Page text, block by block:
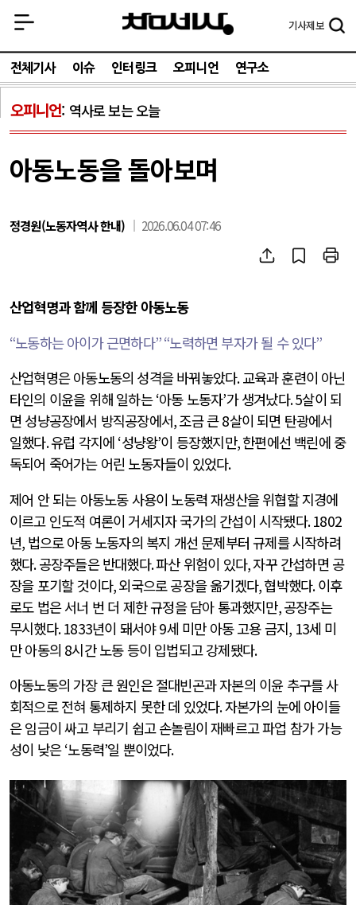
기사제보
전체기사 이슈 인터링크 오피니언 연구소
오피니언 역사로 보는 오늘
아동노동을 돌아보며
정경원(노동자역사 한내) 2026.06.04 07:46
산업혁명과 함께 등장한 아동노동
“노동하는 아이가 근면하다” “노력하면 부자가 될 수 있다”
산업혁명은 아동노동의 성격을 바꿔놓았다.교육과 훈련이 아닌
타인의 이윤을 위해 일하는‘아동 노동자’가 생겨났다. 5살이 되
면 성냥공장에서 방직공장에서,조금 큰8살이 되면 탄광에서
일했다.유럽 각지에 ‘성냥왕’이 등장했지만,한편에선 백린에 중
독되어 죽어가는 어린 노동자들이 있었다.
제어 안 되는 아동노동 사용이 노동력 재생산을 위협할 지경에
이르고 인도적 여론이 거세지자 국가의 간섭이 시작됐다. 1802
년, 법으로 아동 노동자의 복지 개선 문제부터 규제를 시작하려
했다.공장주들은 반대했다.파산 위험이 있다,자꾸 간섭하면 공
장을 포기할 것이다,외국으로 공장을 옮기겠다,협박했다.이후
로도 법은 서너 번 더 제한 규정을 담아 통과했지만,공장주는
무시했다. 1833년이 돼서야9세 미만 아동 고용 금지, 13세 미
만 아동의 8시간 노동 등이 입법되고 강제됐다.
아동노동의 가장 큰 원인은 절대빈곤과 자본의 이윤 추구를 사
회적으로 전혀 통제하지 못한 데 있었다.자본가의 눈에 아이들
은 임금이 싸고 부리기 쉽고 손놀림이 재빠르고 파업 참가 가능
성이 낮은‘노동력’일 뿐이었다.